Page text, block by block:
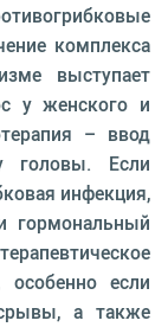
комплекса
выступает
у женского и
– ввод
головы. Если
инфекция,
гормональный
если
а также